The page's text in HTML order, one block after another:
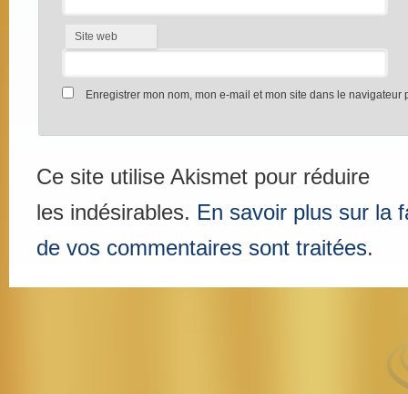
Site web
Enregistrer mon nom, mon e-mail et mon site dans le navigateur
Ce site utilise Akismet pour réduire
les indésirables. En savoir plus sur la
de vos commentaires sont traitées.